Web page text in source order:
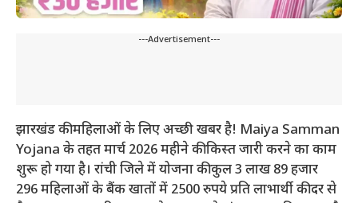
---Advertisement---
झारखंड की महिलाओं के लिए अच्छी खबर है! Maiya Samman
Yojana के तहत मार्च 2026 महीने की किस्त जारी करने का काम
शुरू हो गया है। रांची जिले में योजना की कुल 3 लाख 89 हजार
296 महिलाओं के बैंक खातों में 2500 रुपये प्रति लाभार्थी की दर से